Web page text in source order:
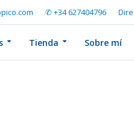
✆ +34 627404796
Tienda Sobre mí